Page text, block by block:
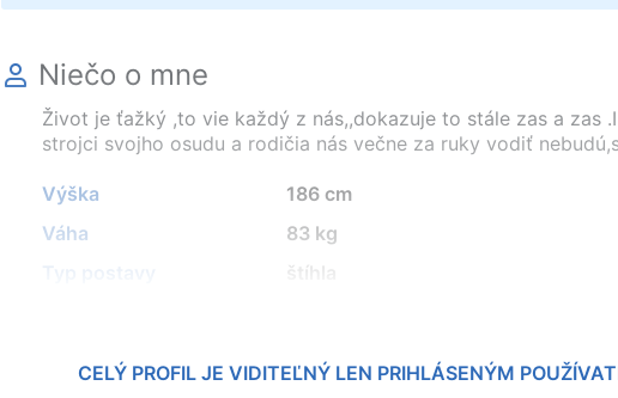
Niečo o mne
Život je ťažký ,to vie každý z nás,,dokazuje to stále zas a zas
strojci svojho osudu a rodičia nás večne za ruky vodiť
Výška
186 cm
Váha
83 kg
CELÝ PROFIL JE VIDITEĽNÝ LEN PRIHLÁSENÝM